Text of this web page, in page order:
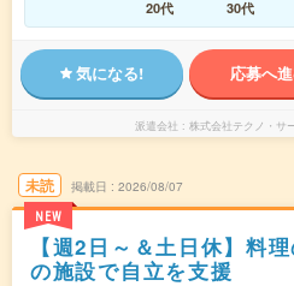
20代
30代
気になる! 応募へ
派遣会社 株式会社テクノ・サ
未読
NEW
掲載日 2026/08/07
【週2日～＆土日休】料
の施設で自立を支援